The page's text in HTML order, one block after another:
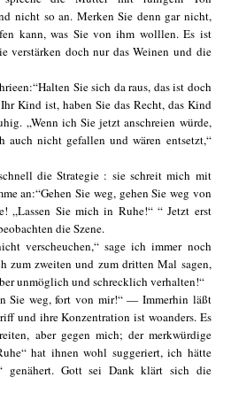
nicht so an. Merken Sie denn gar nicht,
kann, was Sie von ihm wolllen. Es ist
verstärken doch nur das Weinen und die
Sie sich da raus, das ist doch
Kind ist, haben Sie das Recht, das Kind
„Wenn ich Sie jetzt anschreien würde,
auch nicht gefallen und wären entsetzt,“
die Strategie : sie schreit mich mit
an:“Gehen Sie weg, gehen Sie weg von
„Lassen Sie mich in Ruhe!“ “ Jetzt erst
die Szene.
verscheuchen,“ sage ich immer noch
zum zweiten und zum dritten Mal sagen,
unmöglich und schrecklich verhalten!“
Sie weg, fort von mir!“ — Immerhin läßt
und ihre Konzentration ist woanders. Es
aber gegen mich; der merkwürdige
hat ihnen wohl suggeriert, ich hätte
genähert. Gott sei Dank klärt sich die